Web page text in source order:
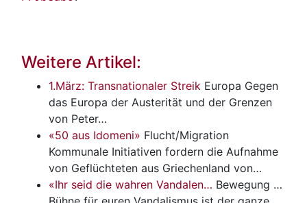
Weitere Artikel:
1.März: Transnationaler Streik Europa Gegen
das Europa der Austerität und der Grenzen
von Peter…
«50 aus Idomeni» Flucht/Migration
Kommunale Initiativen fordern die Aufnahme
von Geflüchteten aus Griechenland von…
«Ihr seid die wahren Vandalen… Bewegung …